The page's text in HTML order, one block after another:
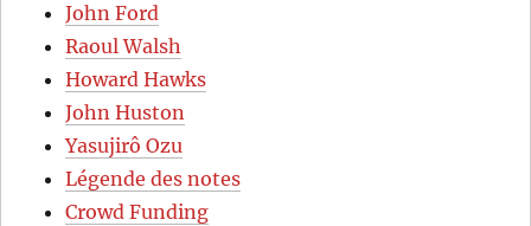
John Ford
Raoul Walsh
Howard Hawks
John Huston
Yasujirô Ozu
Légende des notes
Crowd Funding